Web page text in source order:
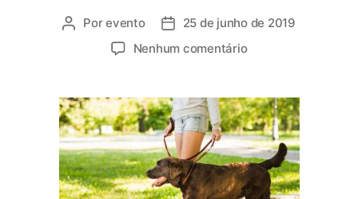
Porevento
25 de junho de 2019
Nenhum comentário